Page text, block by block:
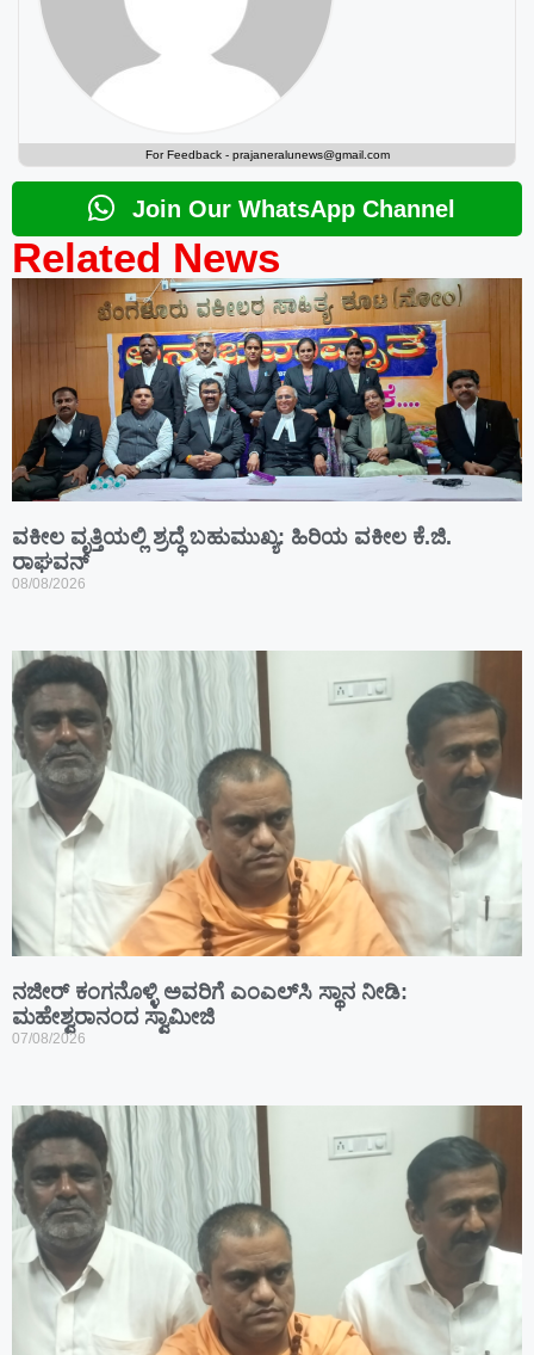
For Feedback - prajaneralunews@gmail.com
Join Our WhatsApp Channel
Related News
ವಕೀಲ ವೃತ್ತಿಯಲ್ಲಿ ಶ್ರದ್ಧೆ ಬಹುಮುಖ್ಯ: ಹಿರಿಯ ವಕೀಲ ಕೆ.ಜಿ.
ರಾಘವನ್
08/08/2026
ನಜೀರ್ ಕಂಗನೊಳ್ಳಿ ಅವರಿಗೆ ಎಂಎಲ್‌ಸಿ ಸ್ಥಾನ ನೀಡಿ:
ಮಹೇಶ್ವರಾನಂದ ಸ್ವಾಮೀಜಿ
07/08/2026